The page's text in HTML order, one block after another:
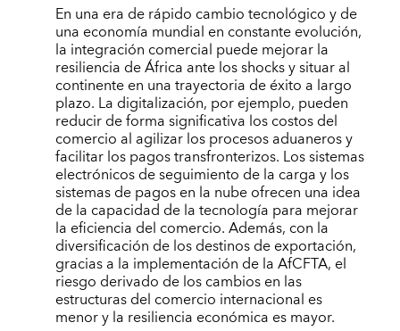
En una era de rápido cambio tecnológico y de
una economía mundial en constante evolución,
la integración comercial puede mejorar la
resiliencia de África ante los shocks y situar al
continente en una trayectoria de éxito a largo
plazo. La digitalización, por ejemplo, pueden
reducir de forma significativa los costos del
comercio al agilizar los procesos aduaneros y
facilitar los pagos transfronterizos. Los sistemas
electrónicos de seguimiento de la carga y los
sistemas de pagos en la nube ofrecen una idea
de la capacidad de la tecnología para mejorar
la eficiencia del comercio. Además, con la
diversificación de los destinos de exportación,
gracias a la implementación de la AfCFTA, el
riesgo derivado de los cambios en las
estructuras del comercio internacional es
menor y la resiliencia económica es mayor.